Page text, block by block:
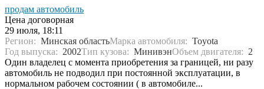
продам автомобиль
Цена договорная
29 июля, 18:11
Регион: Минская областьМарка автомобиля: Toyota
Год выпуска: 2002Тип кузова: МинивэнОбъем двигателя: 2
Один владелец с момента приобретения за границей, ни разу
автомобиль не подводил при постоянной эксплуатации, в
нормальном рабочем состоянии ( в автомобиле...